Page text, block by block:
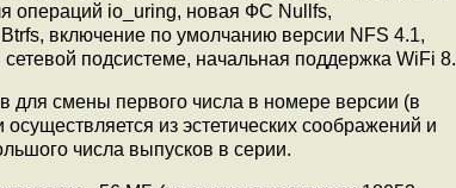
операций io_uring, новая ФС Nullfs,
включение по умолчанию версии NFS 4.1,
подсистеме, начальная поддержка WiFi 8.
для смены первого числа в номере версии (в
из эстетических соображений и
числа выпусков в серии.